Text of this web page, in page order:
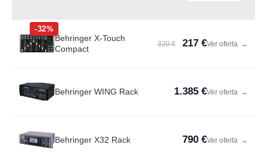
-32%
Behringer X-Touch
Compact
320 € 217 €Ver oferta →
Behringer WING Rack 1.385 €Ver oferta →
Behringer X32 Rack 790 €Ver oferta →